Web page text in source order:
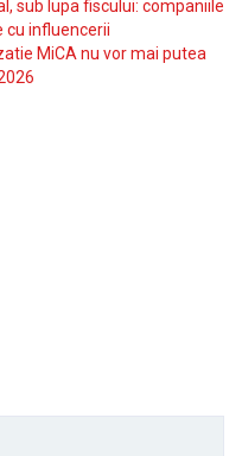
sub lupa fiscului: companiile
cu influencerii
MiCA nu vor mai putea